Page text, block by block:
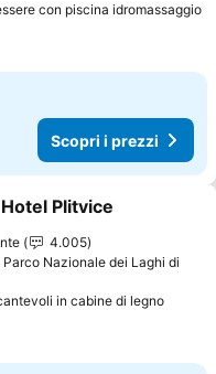
con piscina idromassaggio
Scopri i prezzi
ai preferiti
Plitvice
4.005
Parco Nazionale dei Laghi di
in cabine di legno